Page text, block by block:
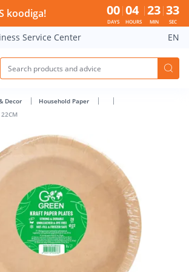
22CM - Bauhof has loaded
koodiga! 00
DAYS
04
HOURS
23
MIN
33
SEC
Service Center EN
Decor
Household Paper
22CM